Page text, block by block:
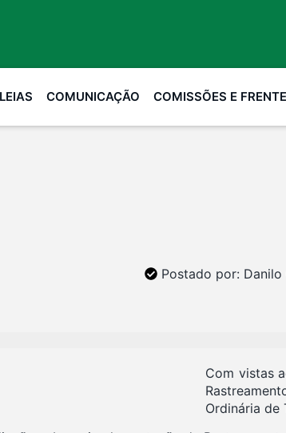
COMUNICAÇÃO COMISSÕES E
Postado por: Danilo
Com vistas
Ordinária de